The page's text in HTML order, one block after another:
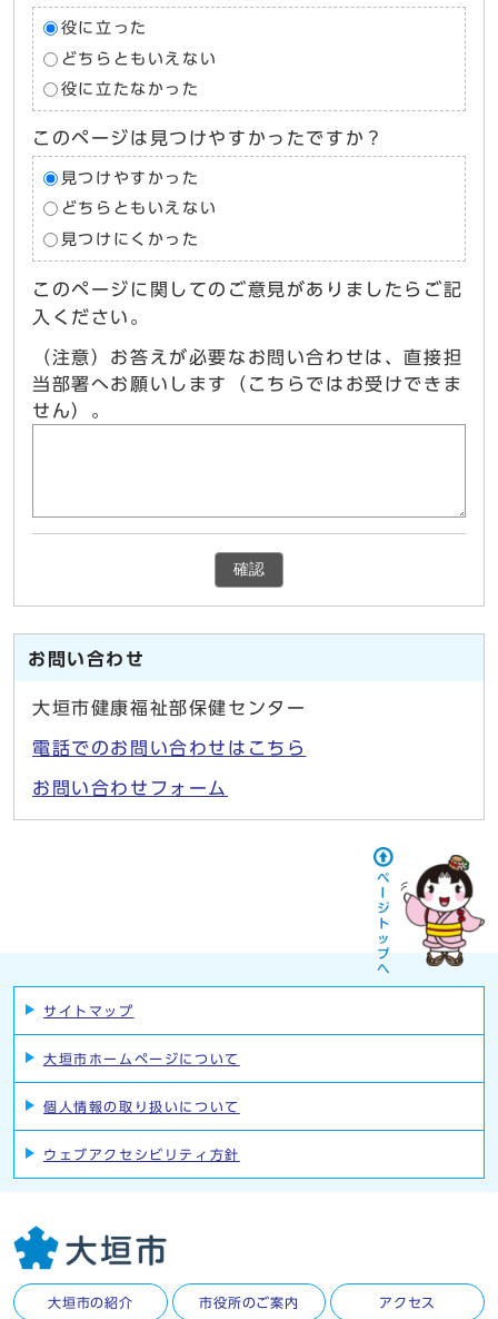
役に立った
どちらともいえない
役に立たなかった
このページは見つけやすかったですか？
見つけやすかった
どちらともいえない
見つけにくかった
このページに関してのご意見がありましたらご記
入ください。
（注意）お答えが必要なお問い合わせは、直接担
当部署へお願いします（こちらではお受けできま
せん）。
確認
お問い合わせ
大垣市健康福祉部保健センター
電話でのお問い合わせはこちら
お問い合わせフォーム
サイトマップ
大垣市ホームページについて
個人情報の取り扱いについて
ウェブアクセシビリティ方針
大垣市の紹介 市役所のご案内 アクセス